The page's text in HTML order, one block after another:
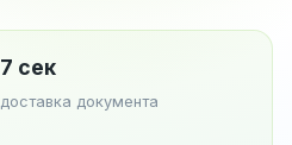
7 сек
доставка документа